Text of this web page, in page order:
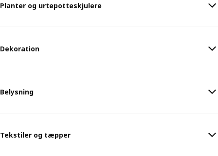
Planter og urtepotteskjulere
Dekoration
Belysning
Tekstiler og tæpper